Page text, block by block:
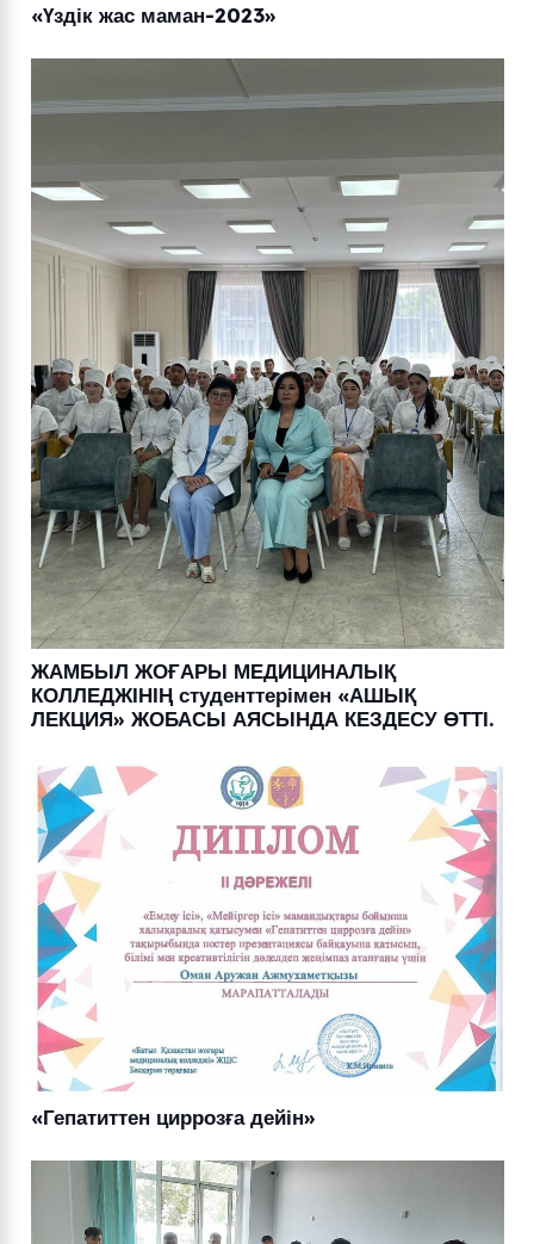
«Үздік жас маман-2023»
ЖАМБЫЛ ЖОҒАРЫ МЕДИЦИНАЛЫҚ
КОЛЛЕДЖІНІҢ студенттерімен «АШЫҚ
ЛЕКЦИЯ» ЖОБАСЫ АЯСЫНДА КЕЗДЕСУ ӨТТІ.
«Гепатиттен циррозға дейін»